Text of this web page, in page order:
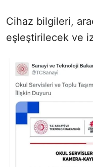
Cihaz bilgileri,
eşleştirilecek ve